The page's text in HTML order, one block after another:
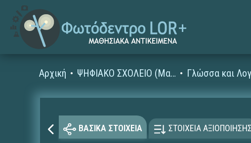
Αρχική ΨΗΦΙΑΚΟ ΣΧΟΛΕΙΟ (Μαθησιακά Αντικείμενα) Γλώσσα και
ΒΑΣΙΚΑ ΣΤΟΙΧΕΙΑ ΣΤΟΙΧΕΙΑ ΑΞΙΟΠΟΙΗΣΗΣ